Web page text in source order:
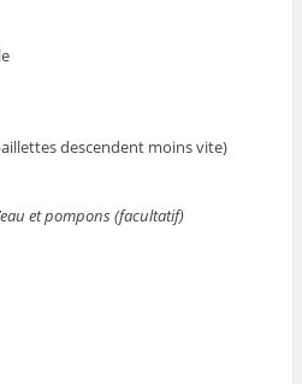
descendent moins vite)
et pompons (facultatif)